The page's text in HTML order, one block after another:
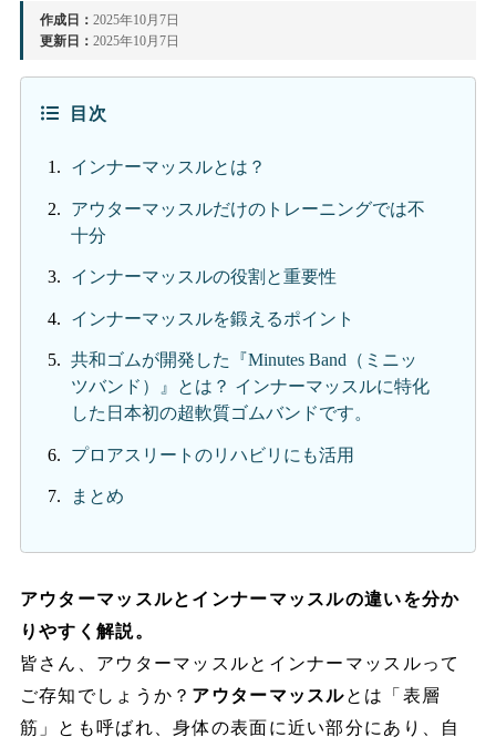
作成日： 2025年10月7日
更新日： 2025年10月7日
目次
インナーマッスルとは？
アウターマッスルだけのトレーニングでは不
十分
インナーマッスルの役割と重要性
インナーマッスルを鍛えるポイント
共和ゴムが開発した『Minutes Band（ミニッ
ツバンド）』とは？ インナーマッスルに特化
した日本初の超軟質ゴムバンドです。
プロアスリートのリハビリにも活用
まとめ
アウターマッスルとインナーマッスルの違いを分か
りやすく解説。
皆さん、アウターマッスルとインナーマッスルって
ご存知でしょうか？ アウターマッスルとは「表層
筋」とも呼ばれ、身体の表面に近い部分にあり、自